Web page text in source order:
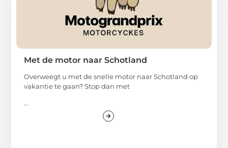
Met de motor naar Schotland
Overweegt u met de snelle motor naar Schotland op
vakantie te gaan? Stop dan met
...